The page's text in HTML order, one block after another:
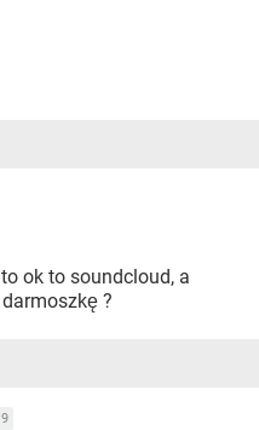
ok to soundcloud, a
?